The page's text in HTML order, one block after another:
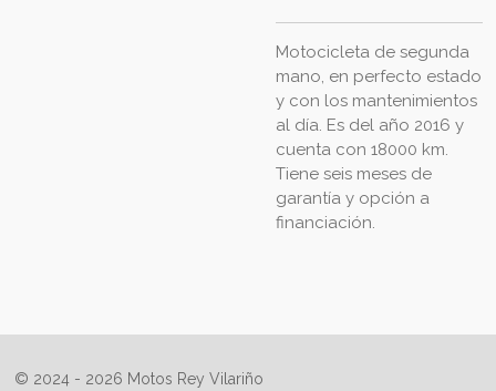
Motocicleta de segunda
mano, en perfecto estado
y con los mantenimientos
al día. Es del año 2016 y
cuenta con 18000 km.
Tiene seis meses de
garantía y opción a
financiación.
© 2024 - 2026 Motos Rey Vilariño